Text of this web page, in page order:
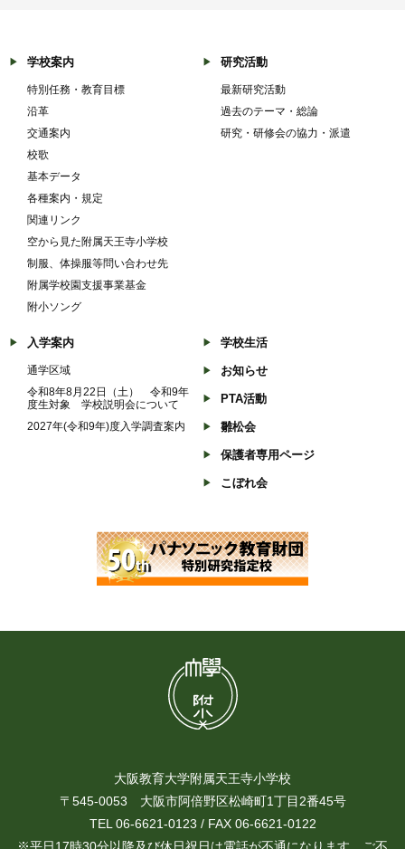
学校案内
特別任務・教育目標
沿革
交通案内
校歌
基本データ
各種案内・規定
関連リンク
空から見た附属天王寺小学校
制服、体操服等問い合わせ先
附属学校園支援事業基金
附小ソング
研究活動
最新研究活動
過去のテーマ・総論
研究・研修会の協力・派遣
入学案内
通学区域
令和8年8月22日（土） 令和9年
度生対象 学校説明会について
2027年(令和9年)度入学調査案内
学校生活
お知らせ
PTA活動
雛松会
保護者専用ページ
こぼれ会
大阪教育大学附属天王寺小学校
〒545-0053 大阪市阿倍野区松崎町1丁目2番45号
TEL 06-6621-0123 / FAX 06-6621-0122